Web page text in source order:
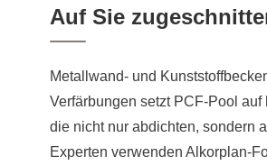
Auf Sie
Metallwand- und
Verfärbungen setzt PCF-Pool
die nicht nur abdichten, sondern
Experten verwenden Alkorplan-